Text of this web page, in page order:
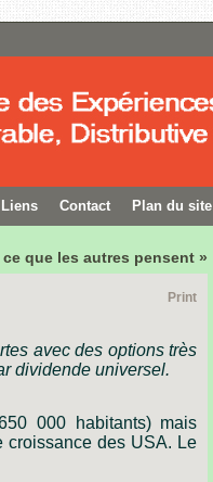
Liens Contact Plan du site
que les autres pensent »
Print
avec des options très
dividende universel.
000 habitants) mais
croissance des USA. Le